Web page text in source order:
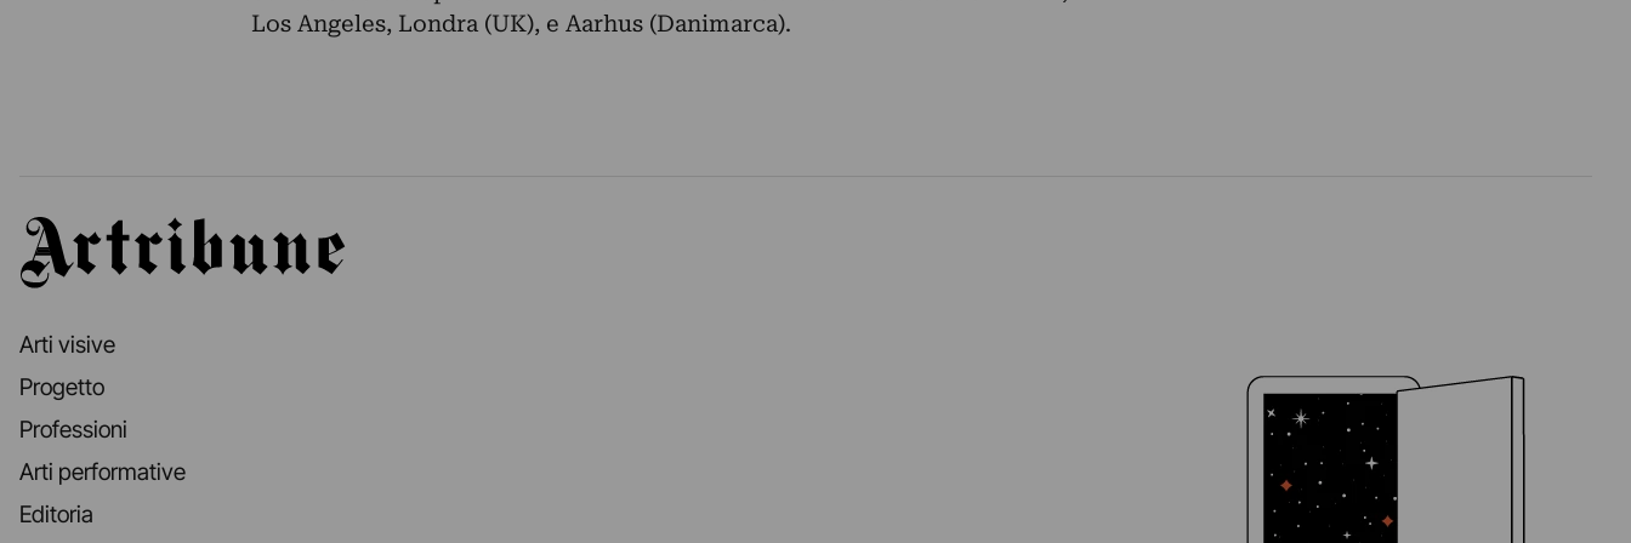
Los Angeles, Londra (UK), e Aarhus (Danimarca).
Artribune
Arti visive
Progetto
Professioni
Arti performative
Editoria